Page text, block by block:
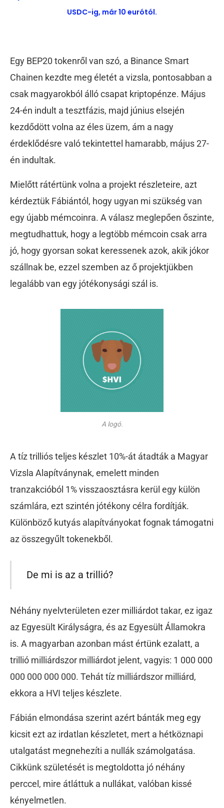
USDC-ig, már 10 eurótól.
Egy BEP20 tokenről van szó, a Binance Smart
Chainen kezdte meg életét a vizsla, pontosabban a
csak magyarokból álló csapat kriptopénze. Május
24-én indult a tesztfázis, majd június elsején
kezdődött volna az éles üzem, ám a nagy
érdeklődésre való tekintettel hamarabb, május 27-
én indultak.
Mielőtt rátértünk volna a projekt részleteire, azt
kérdeztük Fábiántól, hogy ugyan mi szükség van
egy újabb mémcoinra. A válasz meglepően őszinte,
megtudhattuk, hogy a legtöbb mémcoin csak arra
jó, hogy gyorsan sokat keressenek azok, akik jókor
szállnak be, ezzel szemben az ő projektjükben
legalább van egy jótékonysági szál is.
A logó.
A tíz trilliós teljes készlet 10%-át átadták a Magyar
Vizsla Alapítványnak, emelett minden
tranzakcióból 1% visszaosztásra kerül egy külön
számlára, ezt szintén jótékony célra fordítják.
Különböző kutyás alapítványokat fognak támogatni
az összegyűlt tokenekből.
De mi is az a trillió?
Néhány nyelvterületen ezer milliárdot takar, ez igaz
az Egyesült Királyságra, és az Egyesült Államokra
is. A magyarban azonban mást értünk ezalatt, a
trillió milliárdszor milliárdot jelent, vagyis: 1 000 000
000 000 000 000. Tehát tíz milliárdszor milliárd,
ekkora a HVI teljes készlete.
Fábián elmondása szerint azért bánták meg egy
kicsit ezt az irdatlan készletet, mert a hétköznapi
utalgatást megnehezíti a nullák számolgatása.
Cikkünk születését is megtoldotta jó néhány
perccel, mire átláttuk a nullákat, valóban kissé
kényelmetlen.